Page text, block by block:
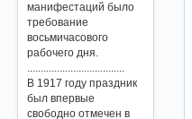
манифестаций было
требование
восьмичасового
рабочего дня.
В 1917 году праздник
был впервые
свободно отмечен в